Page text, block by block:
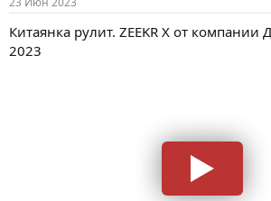
а
Китаянка рулит. ZEEKR X от
2023